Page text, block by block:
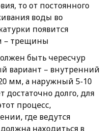
то от постоянного
воды во
появится
– трещины
быть чересчур
вариант – внутренний
мм, а наружный 5-10
достаточно долго, для
процесс,
где ведутся
находиться в